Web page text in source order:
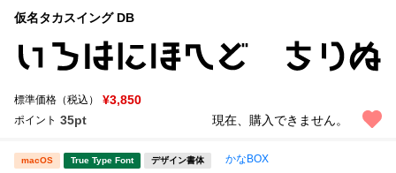
仮名タカスイング DB
標準価格（税込） ¥3,850
ポイント 35pt 現在、購入できません。
macOS True Type Font デザイン書体 かなBOX